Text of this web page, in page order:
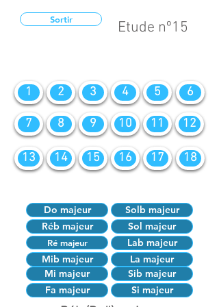
Sortir Etude nº15
1 2 3 4 5 6
7 8 9 10 11 12
13 14 15 16 17 18
Do majeur
Solb majeur
Réb majeur
Sol majeur
Ré majeur
Lab majeur
Mib majeur
Mi majeur
La majeur
Sib majeur
Fa majeur
Si majeur